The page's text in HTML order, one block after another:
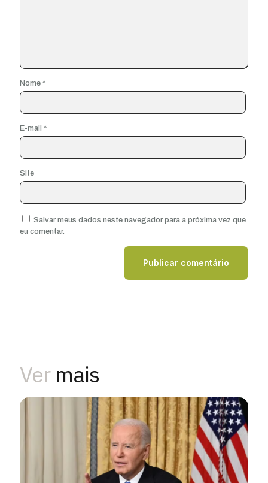
Nome *
E-mail *
Site
Salvar meus dados neste navegador para a próxima vez que
eu comentar.
Ver mais